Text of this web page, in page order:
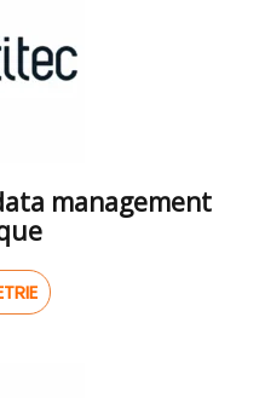
management